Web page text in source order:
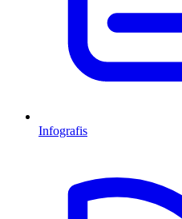
Infografis